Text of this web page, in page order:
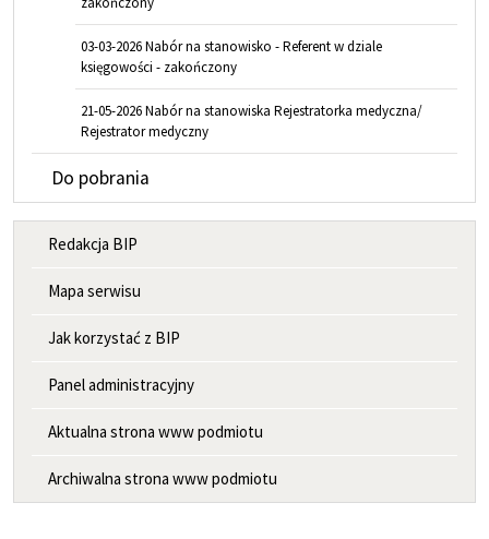
03-03-2026 Nabór na stanowisko - Referent w dziale
księgowości - zakończony
21-05-2026 Nabór na stanowiska Rejestratorka medyczna/
Rejestrator medyczny
Do pobrania
MENU INFORMACYJNE
Redakcja BIP
Mapa serwisu
Jak korzystać z BIP
Panel administracyjny
Aktualna strona www podmiotu
Archiwalna strona www podmiotu